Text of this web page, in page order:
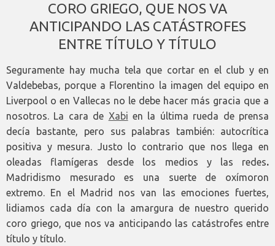
CORO GRIEGO, QUE NOS VA
ANTICIPANDO LAS CATÁSTROFES
ENTRE TÍTULO Y TÍTULO
Seguramente hay mucha tela que cortar en el club y en
Valdebebas, porque a Florentino la imagen del equipo en
Liverpool o en Vallecas no le debe hacer más gracia que a
nosotros. La cara de Xabi en la última rueda de prensa
decía bastante, pero sus palabras también: autocrítica
positiva y mesura. Justo lo contrario que nos llega en
oleadas flamígeras desde los medios y las redes.
Madridismo mesurado es una suerte de oxímoron
extremo. En el Madrid nos van las emociones fuertes,
lidiamos cada día con la amargura de nuestro querido
coro griego, que nos va anticipando las catástrofes entre
título y título.